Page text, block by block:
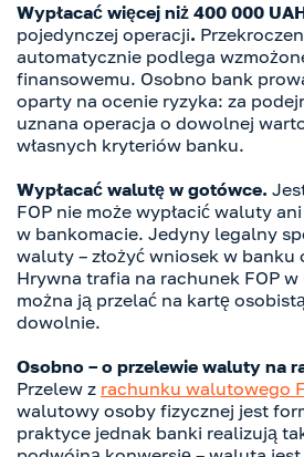
Wypłacać więcej niż 400 000
pojedynczej operacji.
automatycznie podlega
finansowemu. Osobno bank
oparty na ocenie ryzyka: za
uznana operacja o dowolnej
własnych kryteriów banku.
Wypłacać walutę w gotówce.
FOP nie może wypłacić waluty
w bankomacie. Jedyny legalny
waluty – złożyć wniosek w banku
Hrywna trafia na rachunek FOP w
można ją przelać na kartę
dowolnie.
Osobno – o przelewie waluty na
Przelew z rachunku walutowego
walutowy osoby fizycznej jest
praktyce jednak banki realizują